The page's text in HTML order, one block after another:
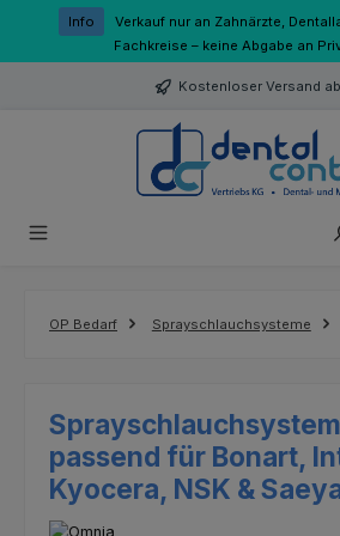
Zum Hauptinhalt springen
Info
Verkauf nur an Zahnärzte,
Fachkreise – keine Abgabe an
Kostenloser Versand
OP Bedarf Sprayschlauchsysteme
passend für Bonart,
Kyocera, NSK &